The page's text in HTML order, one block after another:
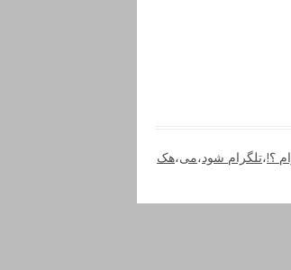
؟!،تلگرام شود،می،هک